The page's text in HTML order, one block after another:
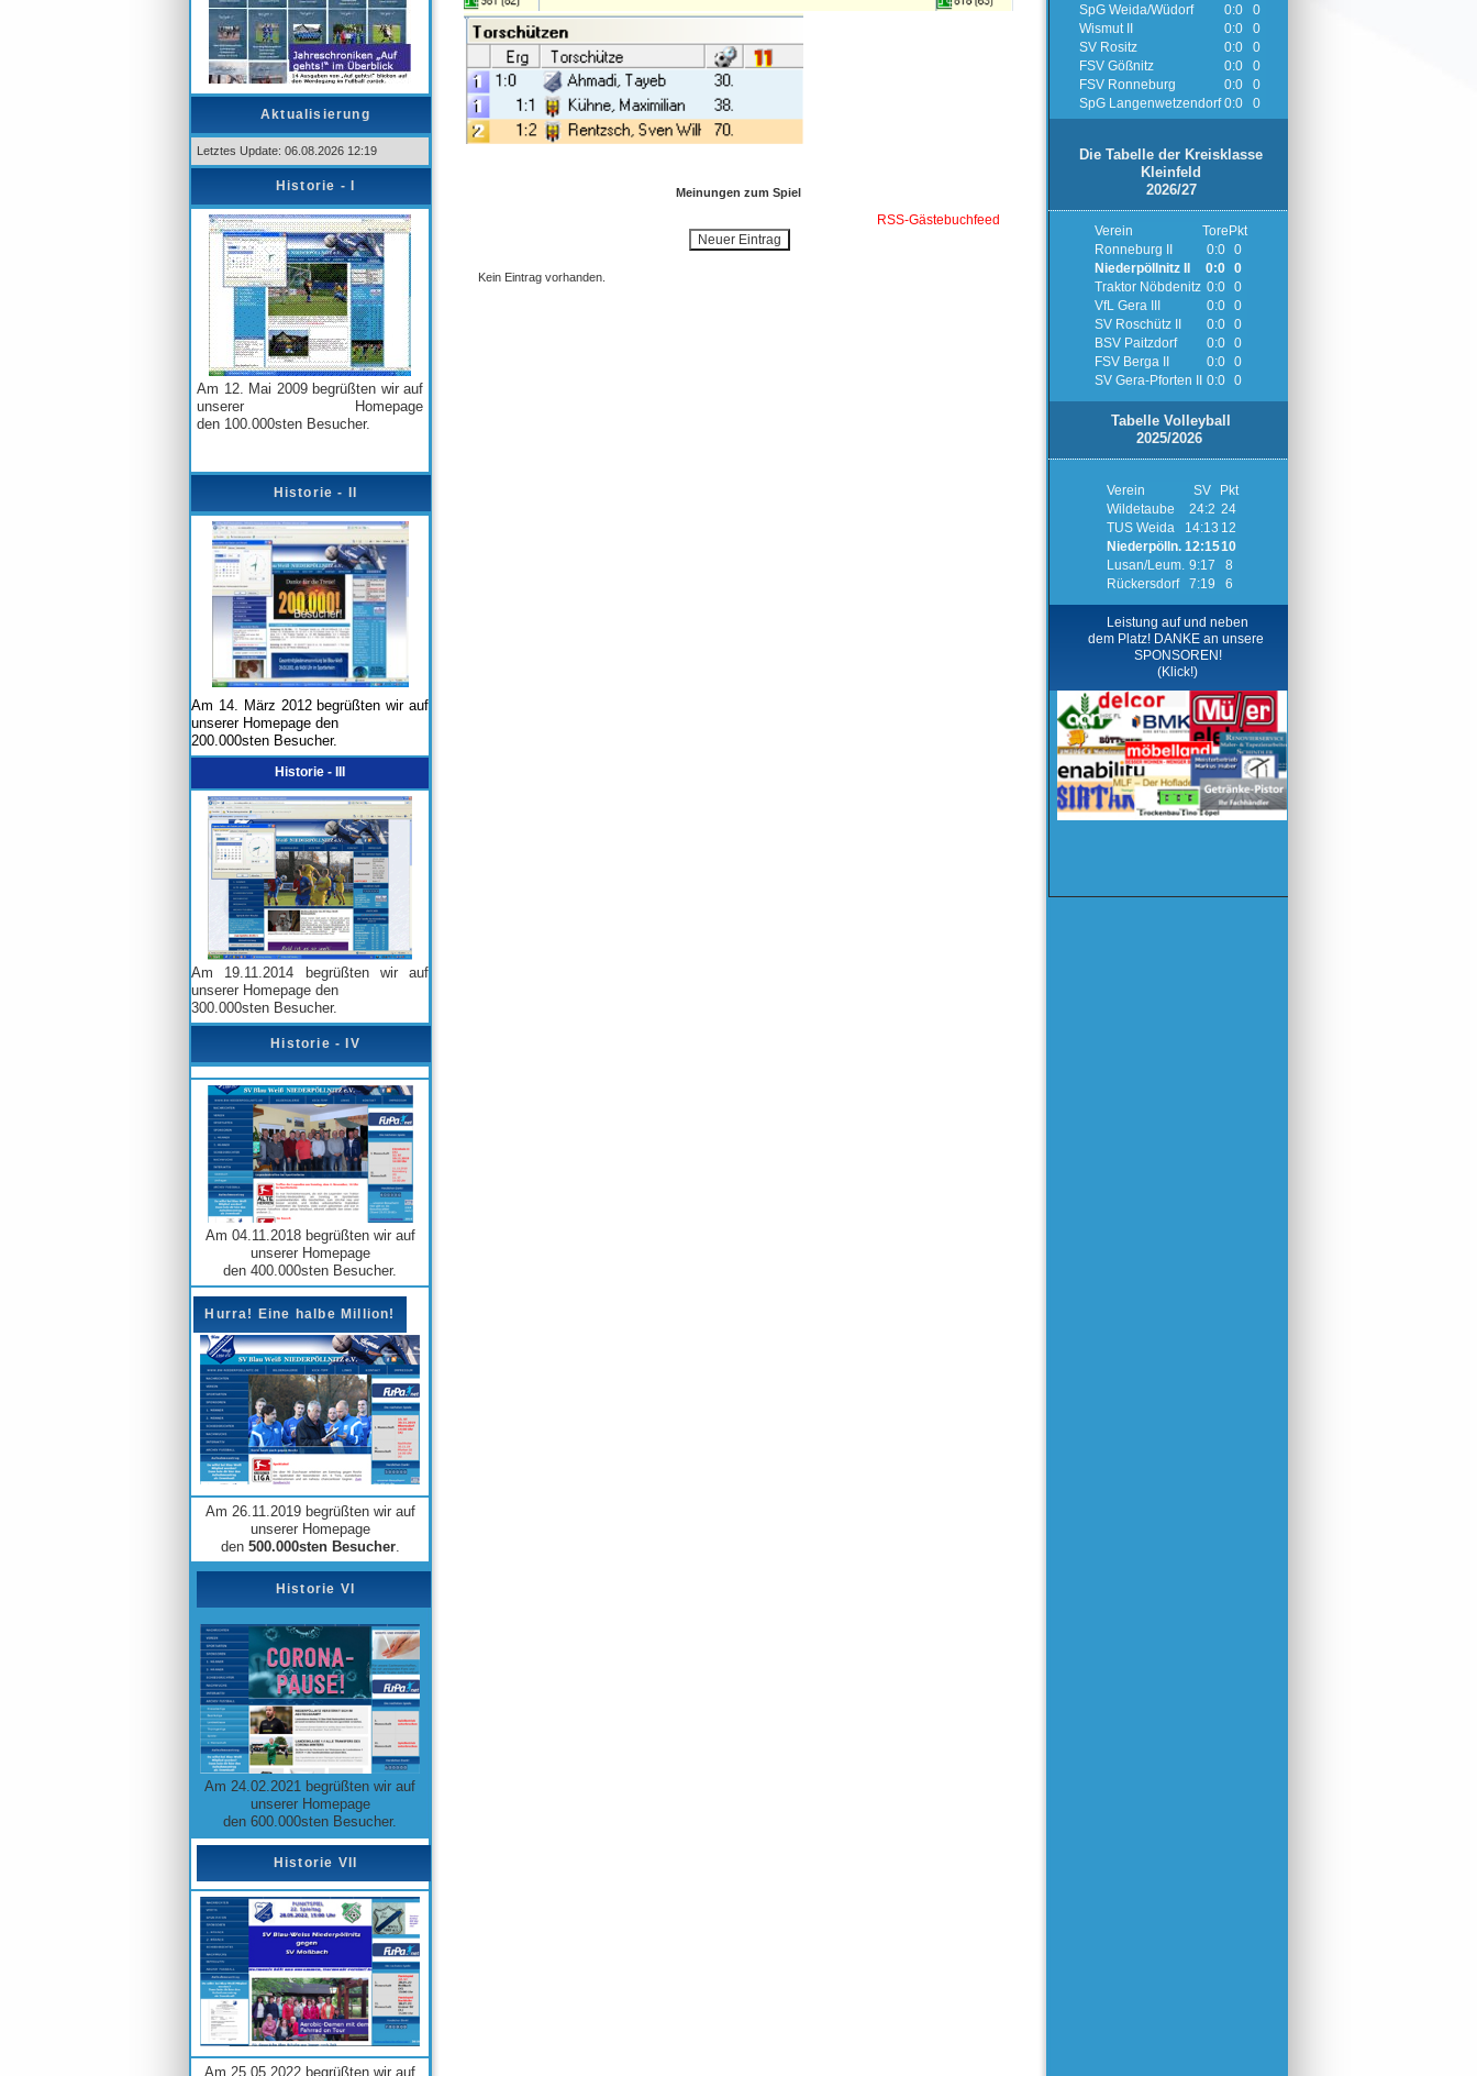
Aktualisierung
Letztes Update: 06.08.2026 12:19
Historie - I
Am 12. Mai 2009 begrüßten wir auf
unserer Homepage
den 100.000sten Besucher.
Historie - II
Am 14. März 2012 begrüßten wir auf
unserer Homepage den
200.000sten Besucher.
Historie - III
Am 19.11.2014 begrüßten wir auf
unserer Homepage den
300.000sten Besucher.
Historie - IV
Am 04.11.2018 begrüßten wir auf
unserer Homepage
den 400.000sten Besucher.
Hurra! Eine halbe Million!
Am 26.11.2019 begrüßten wir auf
unserer Homepage
den 500.000sten Besucher.
Historie VI
Am 24.02.2021 begrüßten wir auf
unserer Homepage
den 600.000sten Besucher.
Historie VII
Am 25.05.2022 begrüßten wir auf
Meinungen zum Spiel
SpG Weida/Wüdorf
0:0
0
Wismut II
0:0
0
SV Rositz
0:0
0
FSV Gößnitz
0:0
0
FSV Ronneburg
0:0
0
SpG Langenwetzendorf 0:0 0
Die Tabelle der Kreisklasse
Kleinfeld
2026/27
Verein Tore Pkt
Ronneburg II
0:0
0
Niederpöllnitz II
0:0 0
Traktor Nöbdenitz 0:0
0
VfL Gera III
0:0
0
SV Roschütz II
0:0
0
BSV Paitzdorf
0:0
0
FSV Berga II
0:0
0
SV Gera-Pforten II
0:0 0
Tabelle Volleyball
2025/2026
Verein SV
Pkt
Wildetaube
24:2 24
TUS Weida
14:13 12
Niederpölln. 12:1510
Lusan/Leum. 9:17
8
Rückersdorf
7:19 6
Leistung auf und neben
dem Platz! DANKE an unsere
SPONSOREN!
(Klick!)